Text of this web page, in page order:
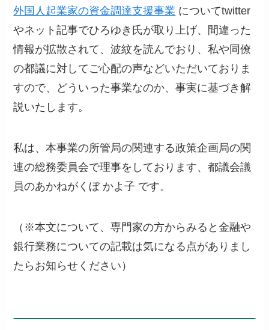
外国人起業家の資金調達支援事業 についてtwitter
やネット記事でひろゆき氏が取り上げ、間違った
情報が拡散されて、波紋を読んでおり、私や同僚
の都議に対してご心配の声などいただいておりま
すので、どういった事業なのか、事実に基づき解
説いたします。
私は、本事業の所管局の関連する政策企画局の関
連の総務委員会で理事をしております、都議会議
員のあかねがくぼ かよ子 です。
（※本文について、専門家の方からみると金融や
銀行業務についての記載は気になる点がありまし
たらお知らせください）